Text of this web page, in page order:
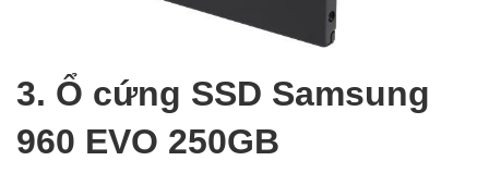
3. Ổ cứng SSD Samsung
960 EVO 250GB